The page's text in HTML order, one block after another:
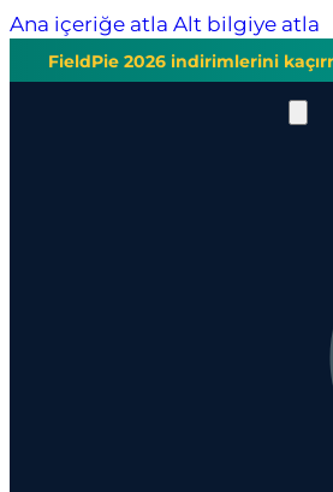
Ana içeriğe atla Alt bilgiye atla
FieldPie 2026 indirimlerini